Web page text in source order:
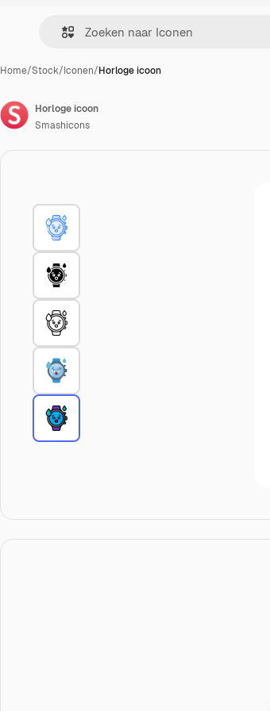
Home/Stock/Iconen/Horloge icoon
Horloge icoon
Smashicons